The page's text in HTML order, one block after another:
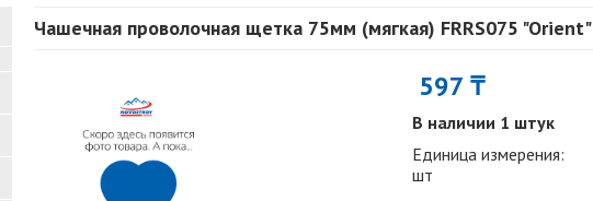
Чашечная проволочная щетка 75мм (мягкая) FRRS075 "Orient"
597 ₸
В наличии 1 штук
Единица измерения:
шт